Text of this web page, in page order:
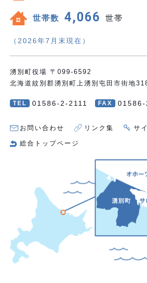
世帯数 4,066 世帯
（2026年7月末現在）
湧別町役場 〒099-6592
北海道紋別郡湧別町上湧別屯田市街地
TEL 01586-2-2111 FAX
お問い合わせ リンク集 サ
総合トップページ